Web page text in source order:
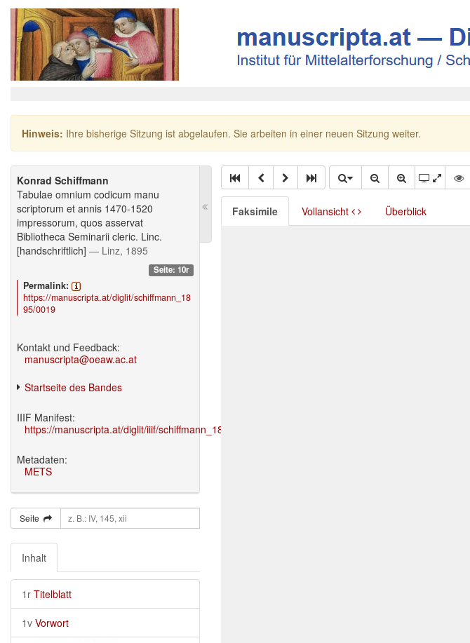
Hinweis: Ihre bisherige Sitzung ist abgelaufen. Sie arbeiten in einer neuen Sitzung weiter.
Konrad Schiffmann
Tabulae omnium codicum manu
scriptorum et annis 1470-1520
impressorum, quos asservat
Bibliotheca Seminarii cleric. Linc.
[handschriftlich] — Linz, 1895
Seite: 10r
Permalink:
https://manuscripta.at/diglit/schiffmann_18
95/0019
Kontakt und Feedback:
manuscripta@oeaw.ac.at
Startseite des Bandes
IIIF Manifest:
https://manuscripta.at/diglit/iiif/schiffmann_1895/manifest.json
Metadaten:
METS
Seite
Inhalt
1r Titelblatt
1v Vorwort
Faksimile Vollansicht Überblick